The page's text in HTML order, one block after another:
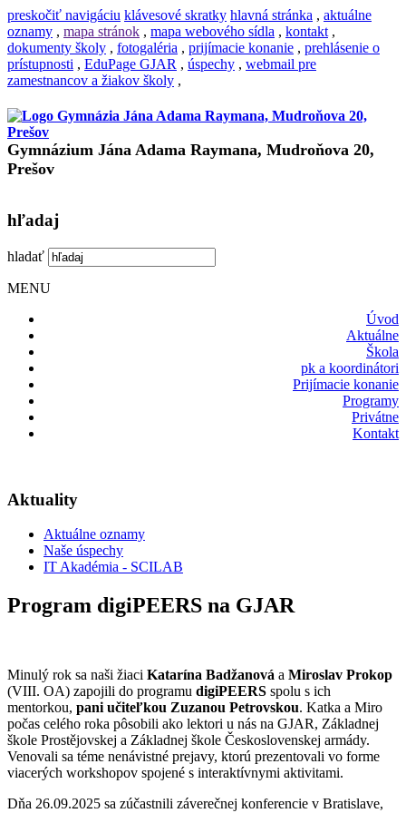
preskočiť navigáciu klávesové skratky hlavná stránka , aktuálne
oznamy , mapa stránok , mapa webového sídla , kontakt ,
dokumenty školy , fotogaléria , prijímacie konanie , prehlásenie o
prístupnosti , EduPage GJAR , úspechy , webmail pre
zamestnancov a žiakov školy ,
Gymnázium Jána Adama Raymana, Mudroňova 20,
Prešov
hľadaj
hladať
MENU
Úvod
Aktuálne
Škola
pk a koordinátori
Prijímacie konanie
Programy
Privátne
Kontakt
Aktuality
Aktuálne oznamy
Naše úspechy
IT Akadémia - SCILAB
Program digiPEERS na GJAR
Minulý rok sa naši žiaci Katarína Badžanová a Miroslav Prokop
(VIII. OA) zapojili do programu digiPEERS spolu s ich
mentorkou, pani učiteľkou Zuzanou Petrovskou. Katka a Miro
počas celého roka pôsobili ako lektori u nás na GJAR, Základnej
škole Prostějovskej a Základnej škole Československej armády.
Venovali sa téme nenávistné prejavy, ktorú prezentovali vo forme
viacerých workshopov spojené s interaktívnymi aktivitami.
Dňa 26.09.2025 sa zúčastnili záverečnej konferencie v Bratislave,